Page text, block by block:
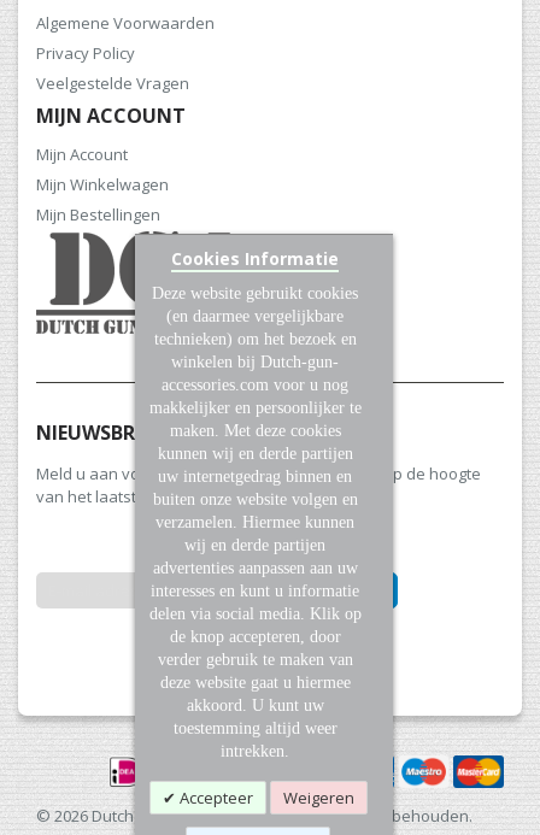
Algemene Voorwaarden
Privacy Policy
Veelgestelde Vragen
MIJN ACCOUNT
Mijn Account
Mijn Winkelwagen
Mijn Bestellingen
NIEUWSBRIEF
Meld u aan voor onze nieuwsbrief en blijf altijd op de hoogte
van het laatste nieuws en aanbiedingen.
onze
nieuwsbrief
INSCHRIJVEN
© 2026 Dutch Gun Accessories. Alle rechten voorbehouden.
Cookies Informatie
Deze website gebruikt cookies
(en daarmee vergelijkbare
technieken) om het bezoek en
winkelen bij Dutch-gun-
accessories.com voor u nog
makkelijker en persoonlijker te
maken. Met deze cookies
kunnen wij en derde partijen
uw internetgedrag binnen en
buiten onze website volgen en
verzamelen. Hiermee kunnen
wij en derde partijen
advertenties aanpassen aan uw
interesses en kunt u informatie
delen via social media. Klik op
de knop accepteren, door
verder gebruik te maken van
deze website gaat u hiermee
akkoord. U kunt uw
toestemming altijd weer
intrekken.
Accepteer Weigeren